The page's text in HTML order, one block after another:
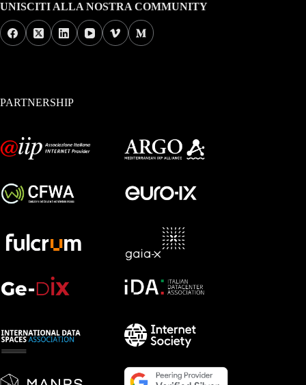
UNISCITI ALLA NOSTRA COMMUNITY
PARTNERSHIP